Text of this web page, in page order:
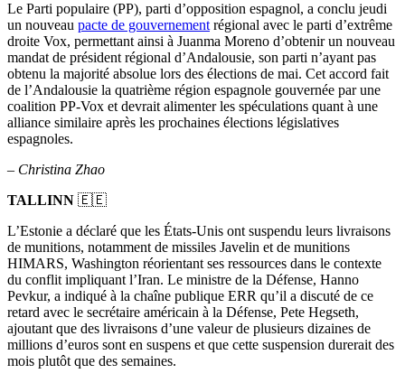
Le Parti populaire (PP), parti d’opposition espagnol, a conclu jeudi
un nouveau pacte de gouvernement régional avec le parti d’extrême
droite Vox, permettant ainsi à Juanma Moreno d’obtenir un nouveau
mandat de président régional d’Andalousie, son parti n’ayant pas
obtenu la majorité absolue lors des élections de mai. Cet accord fait
de l’Andalousie la quatrième région espagnole gouvernée par une
coalition PP-Vox et devrait alimenter les spéculations quant à une
alliance similaire après les prochaines élections législatives
espagnoles.
– Christina Zhao
TALLINN 🇪🇪
L’Estonie a déclaré que les États-Unis ont suspendu leurs livraisons
de munitions, notamment de missiles Javelin et de munitions
HIMARS, Washington réorientant ses ressources dans le contexte
du conflit impliquant l’Iran. Le ministre de la Défense, Hanno
Pevkur, a indiqué à la chaîne publique ERR qu’il a discuté de ce
retard avec le secrétaire américain à la Défense, Pete Hegseth,
ajoutant que des livraisons d’une valeur de plusieurs dizaines de
millions d’euros sont en suspens et que cette suspension durerait des
mois plutôt que des semaines.